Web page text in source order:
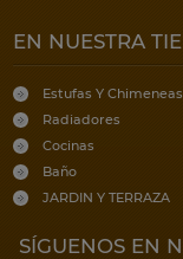
EN NUESTRA
Estufas Y Chimeneas
Radiadores
Cocinas
Baño
JARDIN Y TERRAZA
SÍGUENOS EN